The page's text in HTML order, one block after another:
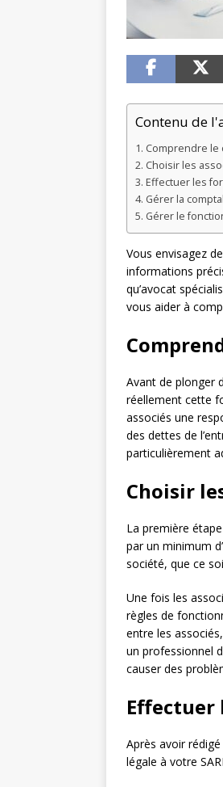
Contenu de
Comprendre le
Choisir les
Effectuer les
Gérer la
Gérer le
Vous envisagez
informations
qu’avocat
vous aider à
Avant de plonger
réellement cette
associés une
des dettes de
particulièrement
Choisir
La première
par un minimum
société, que ce
Une fois les
règles de
entre les
un professionnel
causer des
Après avoir
légale à votre